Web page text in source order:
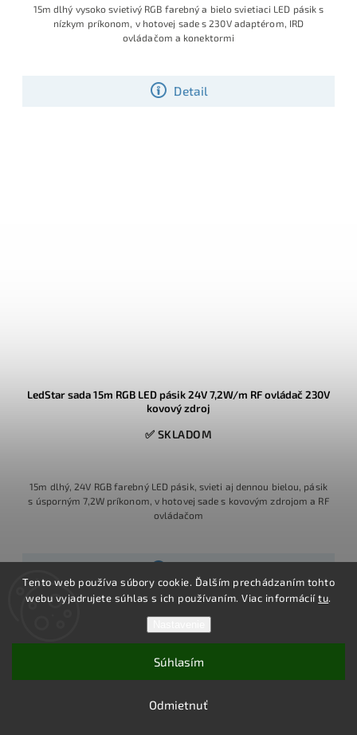
Tento web používa súbory cookie. Ďalším prechádzaním tohto
webu vyjadrujete súhlas s ich používaním. Viac informáciítu.
Odmietnuť
Súhlasím
Detail
15m dlhý vysoko svietivý RGB farebný a bielo svietiaci LED pásik s
nízkym príkonom, v hotovej sade s 230V adaptérom, IRD
ovládačom a konektormi
LedStar sada 15m RGB LED pásik 24V 7,2W/m RF ovládač 230V
kovový zdroj
✅ SKLADOM
15m dlhý, 24V RGB farebný LED pásik, svieti aj dennou bielou, pásik
s úsporným 7,2W príkonom, v hotovej sade s kovovým zdrojom a RF
ovládačom